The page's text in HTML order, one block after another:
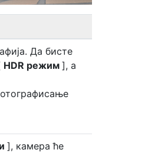
Да бисте
HDR режим ], а
], камера ће